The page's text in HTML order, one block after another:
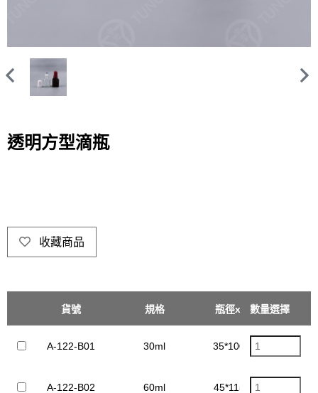
透明方型滴瓶
收藏商品
貨號 規格 瓶徑x高度數量選擇
A-122-B01 30ml 35*100mm
A-122-B02 60ml 45*115mm